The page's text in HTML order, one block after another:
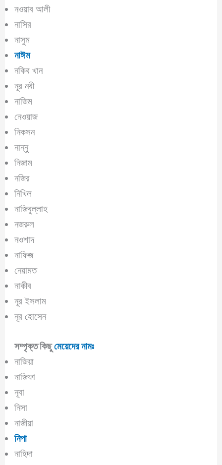
নওয়াব আলী
নাসির
নাসুম
নাঈম
নকিব খান
নূর নবী
নাজিম
নেওয়াজ
নিকসন
নান্নু
নিজাম
নজির
নিখিল
নাজিবুল্লাহ
নজরুল
নওশাদ
নাফিজ
নেয়ামত
নাকীব
নূর ইসলাম
নূর হোসেন
সম্পৃক্ত কিছুমেয়েদের নামঃ
নাজিয়া
নাজিফা
নূবা
নিসা
নাজীয়া
নিপা
নাহিদা